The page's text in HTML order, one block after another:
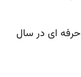
ای در سال